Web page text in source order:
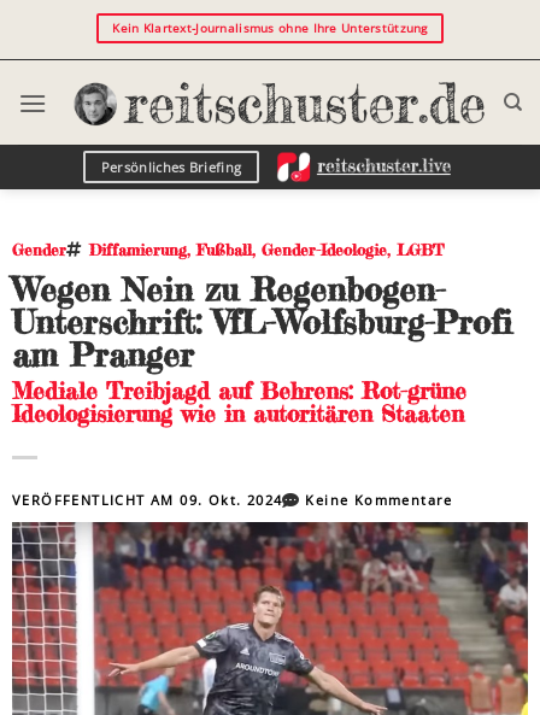
Kein Klartext-Journalismus ohne Ihre Unterstützung
Persönliches Briefing
Gender Diffamierung,Fußball, Gender-Ideologie, LGBT
Wegen Nein zu Regenbogen-
Unterschrift: VfL-Wolfsburg-Profi
am Pranger
Mediale Treibjagd auf Behrens: Rot-grüne
Ideologisierung wie in autoritären Staaten
VERÖFFENTLICHT AM09. Okt. 2024 Keine Kommentare